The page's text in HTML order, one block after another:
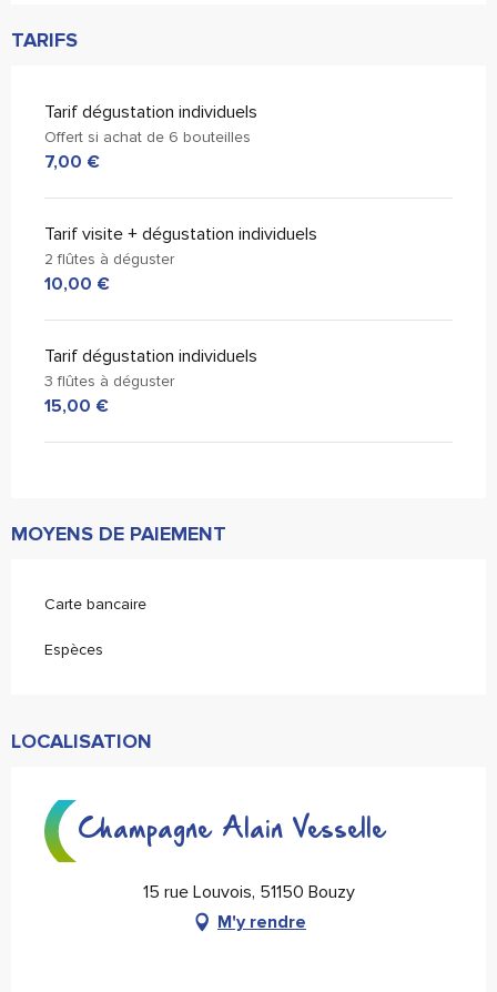
TARIFS
Tarif dégustation individuels
Offert si achat de 6 bouteilles
7,00 €
Tarif visite + dégustation individuels
2 flûtes à déguster
10,00 €
Tarif dégustation individuels
3 flûtes à déguster
15,00 €
MOYENS DE PAIEMENT
Carte bancaire
Espèces
LOCALISATION
Champagne Alain Vesselle
15 rue Louvois, 51150 Bouzy
M'y rendre